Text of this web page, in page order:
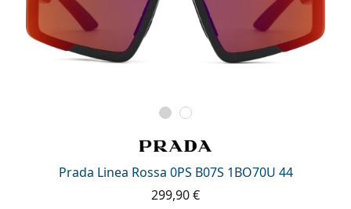
Prada Linea Rossa 0PS B07S 1BO70U 44
299,90 €